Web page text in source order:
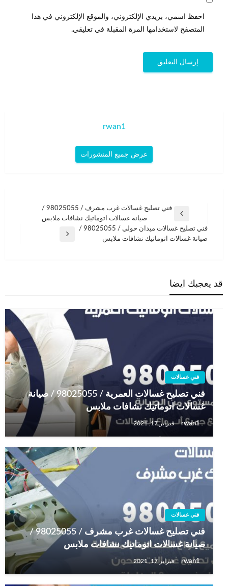
احفظ اسمي، بريدي الإلكتروني، والموقع الإلكتروني في هذا
المتصفح لاستخدامها المرة المقبلة في تعليقي.
rwan1
عرض جميع المنشورات
المقالات
المقالة
السابقة
فني تصليح غسالات غرب مشرف / 98025055 /
صيانة غسالات اتوماتيك نشافات ملابس
المقالة
فني تصليح غسالات ميدان حولي / 98025055 /
صيانة غسالات اتوماتيك نشافات ملابس
قد يعجبك ايضا
فني غسالات
فني تصليح غسالات العمرية / 98025055 / صيانة
غسالات اتوماتيك نشافات ملابس
rwan1 فبراير 17, 2021
فني غسالات
فني تصليح غسالات غرب مشرف / 98025055 /
صيانة غسالات اتوماتيك نشافات ملابس
rwan1 فبراير 17, 2021